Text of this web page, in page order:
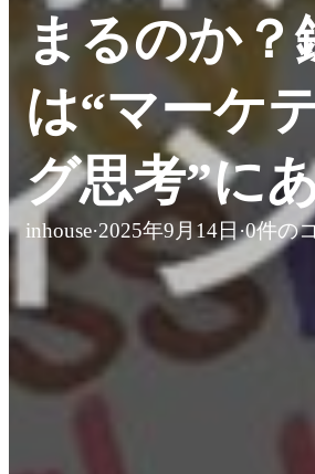
まるのか？
は“マーケ
グ思考”に
inhouse·2025年9月14日·0件の